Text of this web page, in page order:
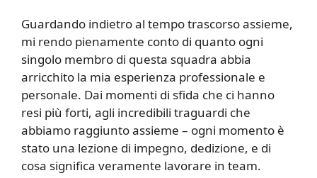
Guardando indietro al tempo trascorso assieme,
mi rendo pienamente conto di quanto ogni
singolo membro di questa squadra abbia
arricchito la mia esperienza professionale e
personale. Dai momenti di sfida che ci hanno
resi più forti, agli incredibili traguardi che
abbiamo raggiunto assieme – ogni momento è
stato una lezione di impegno, dedizione, e di
cosa significa veramente lavorare in team.